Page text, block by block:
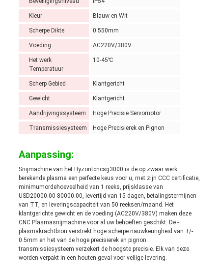
Kleur Blauw en Wit
Scherpe Dikte 0.550mm
Voeding AC220V/380V
Het werk
Temperatuur
10-45℃
Scherp Gebied Klantgericht
Gewicht Klantgericht
Aandrijvingssysteem Hoge Precisie Servomotor
Transmissiesysteem Hoge Precisierek en Pignon
Aanpassing:
Snijmachine van het Hyzontcncsg3000 is de op zwaar werk
berekende plasma een perfecte keus voor u, met zijn CCC certificatie,
minimumordehoeveelheid van 1 reeks, prijsklasse van
USD20000.00-80000.00, levertijd van 15 dagen, betalingstermijnen
van TT, en leveringscapaciteit van 50 reeksen/maand. Het
klantgerichte gewicht en de voeding (AC220V/380V) maken deze
CNC Plasmasnijmachine voor al uw behoeften geschikt. De -
plasmakrachtbron verstrekt hoge scherpe nauwkeurigheid van +/-
0.5mm en het van de hoge precisierek en pignon
transmissiesysteem verzekert de hoogste precisie. Elk van deze
worden verpakt in een houten geval voor veilige levering.